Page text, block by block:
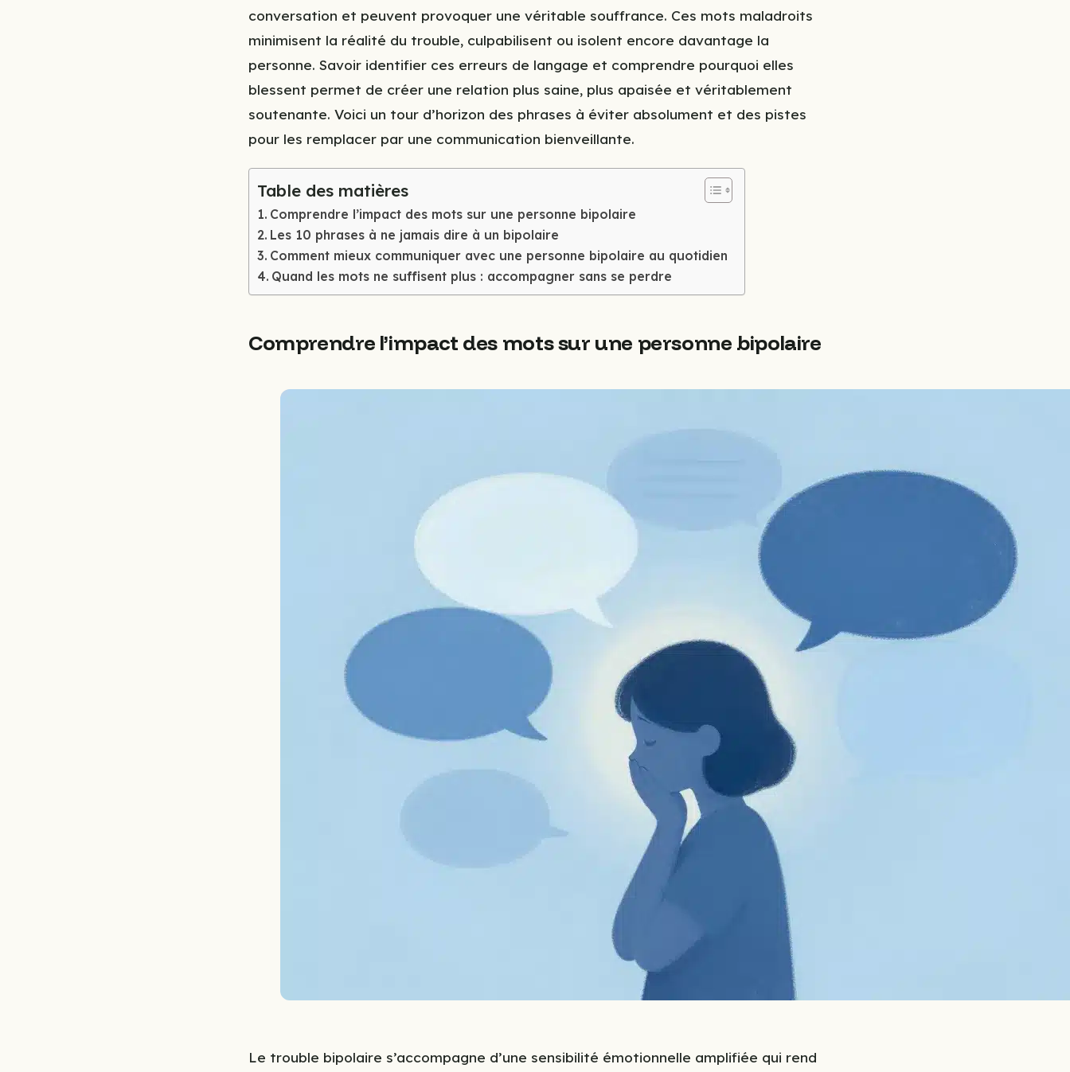
conversation et peuvent provoquer une véritable souffrance. Ces mots maladroits
minimisent la réalité du trouble, culpabilisent ou isolent encore davantage la
personne. Savoir identifier ces erreurs de langage et comprendre pourquoi elles
blessent permet de créer une relation plus saine, plus apaisée et véritablement
soutenante. Voici un tour d’horizon des phrases à éviter absolument et des pistes
pour les remplacer par une communication bienveillante.
Table des matières
Comprendre l’impact des mots sur une personne bipolaire
Les 10 phrases à ne jamais dire à un bipolaire
Comment mieux communiquer avec une personne bipolaire au quotidien
Quand les mots ne suffisent plus : accompagner sans se perdre
Comprendre l’impact des mots sur une personne bipolaire
Le trouble bipolaire s’accompagne d’une sensibilité émotionnelle amplifiée qui rend